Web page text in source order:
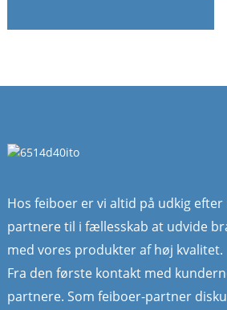
Hos feiboer er vi altid på udkig
partnere til i fællesskab at udvide
med vores produkter af høj kvalitet.
Fra den første kontakt med
partnere. Som feiboer-partner